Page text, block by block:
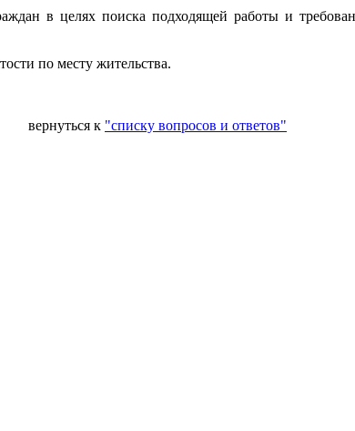
в целях поиска подходящей работы и
по месту жительства.
вернуться к "списку вопросов и ответов"